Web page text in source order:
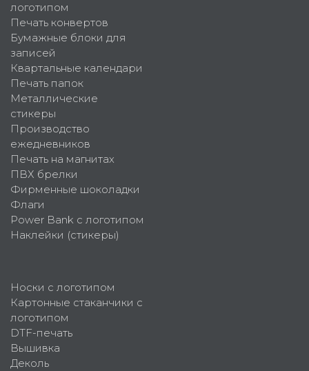
логотипом
Печать конвертов
Бумажные блоки для
записей
Квартальные календари
Печать папок
Металлические
стикеры
Производство
ежедневников
Печать на магнитах
ПВХ брелки
Фирменные шоколадки
Флаги
Power Bank с логотипом
Наклейки (стикеры)
Носки с логотипом
Картонные стаканчики с
логотипом
DTF-печать
Вышивка
Деколь